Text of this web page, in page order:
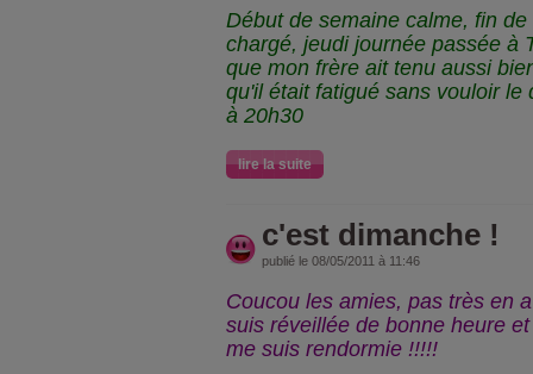
Début de semaine calme, fin
chargé, jeudi journée passée à
que mon frère ait tenu aussi
qu'il était fatigué sans vouloir le
à 20h30
lire la suite
c'est dimanche !
publié le 08/05/2011 à 11:46
Coucou les amies, pas très en
suis réveillée de bonne heure
me suis rendormie !!!!!